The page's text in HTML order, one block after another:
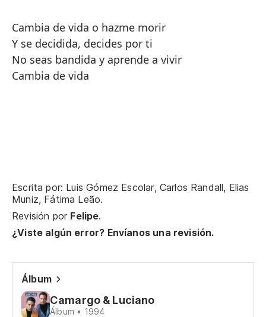
Cambia de vida o hazme morir
Y se decidida, decides por ti
No seas bandida y aprende a vivir
Cambia de vida
Escrita por: Luis Gómez Escolar, Carlos Randall, Elias
Muniz, Fátima Leão.
Revisión por Felipe.
¿Viste algún error? Envíanos una revisión.
Álbum
Camargo & Luciano
Álbum • 1994